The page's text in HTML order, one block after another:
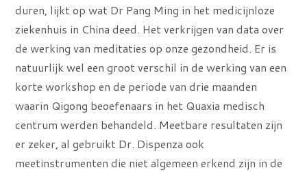
duren, lijkt op wat Dr Pang Ming in het medicijnloze
ziekenhuis in China deed. Het verkrijgen van data over
de werking van meditaties op onze gezondheid. Er is
natuurlijk wel een groot verschil in de werking van een
korte workshop en de periode van drie maanden
waarin Qigong beoefenaars in het Quaxia medisch
centrum werden behandeld. Meetbare resultaten zijn
er zeker, al gebruikt Dr. Dispenza ook
meetinstrumenten die niet algemeen erkend zijn in de